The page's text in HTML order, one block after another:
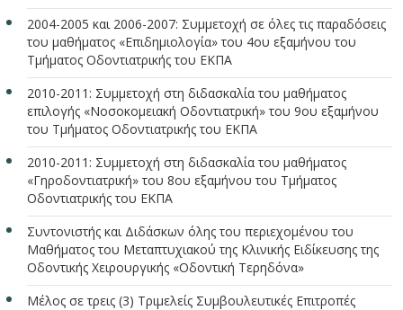
2004-2005 και 2006-2007: Συμμετοχή σε όλες τις παραδόσεις
του μαθήματος «Επιδημιολογία» του 4ου εξαμήνου του
Τμήματος Οδοντιατρικής του ΕΚΠΑ
2010-2011: Συμμετοχή στη διδασκαλία του μαθήματος
επιλογής «Νοσοκομειακή Οδοντιατρική» του 9ου εξαμήνου
του Τμήματος Οδοντιατρικής του ΕΚΠΑ
2010-2011: Συμμετοχή στη διδασκαλία του μαθήματος
«Γηροδοντιατρική» του 8ου εξαμήνου του Τμήματος
Οδοντιατρικής του ΕΚΠΑ
Συντονιστής και Διδάσκων όλης του περιεχομένου του
Μαθήματος του Μεταπτυχιακού της Κλινικής Ειδίκευσης της
Οδοντικής Χειρουργικής «Οδοντική Τερηδόνα»
Μέλος σε τρεις (3) Τριμελείς Συμβουλευτικές Επιτροπές